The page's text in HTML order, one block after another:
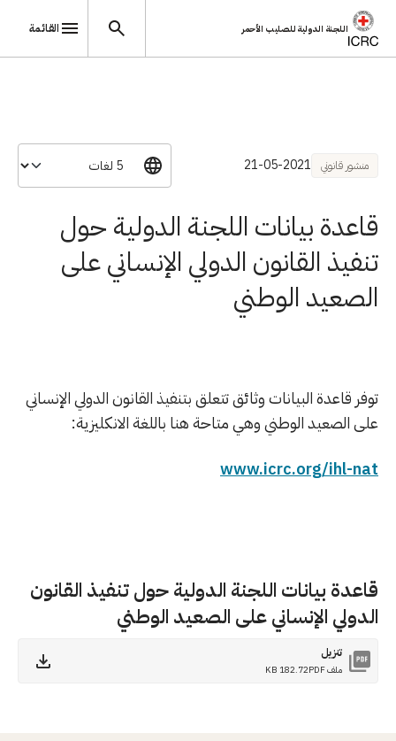
اللجنة الدولية للصليب الأحمر القائمة
منشور قانوني 21-05-2021
قاعدة بيانات اللجنة الدولية حول
تنفيذ القانون الدولي الإنساني على
الصعيد الوطني
توفر قاعدة البيانات وثائق تتعلق بتنفيذ القانون الدولي الإنساني
على الصعيد الوطني وهي متاحة هنا باللغة الانكليزية:
www.icrc.org/ihl-nat
قاعدة بيانات اللجنة الدولية حول تنفيذ القانون
الدولي الإنساني على الصعيد الوطني
تنزيل
ملف PDF 182.72 KB